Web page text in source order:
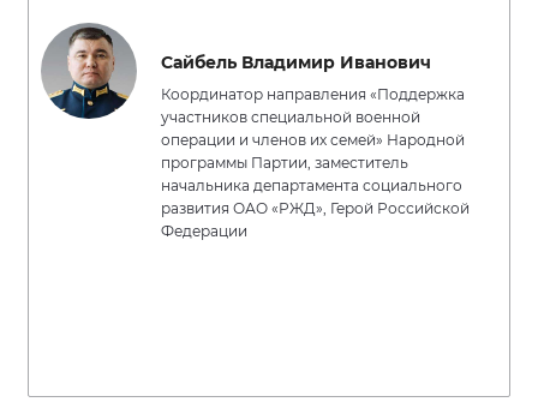
Сайбель Владимир Иванович
Координатор направления «Поддержка
участников специальной военной
операции и членов их семей» Народной
программы Партии, заместитель
начальника департамента социального
развития ОАО «РЖД», Герой Российской
Федерации